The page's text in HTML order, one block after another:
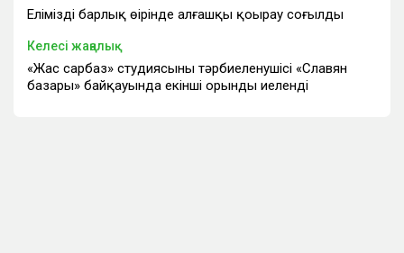
Еліміздің барлық өңірінде алғашқы қоңырау соғылды
Келесі жаңалық
«Жас сарбаз» студиясының тәрбиеленушісі «Славян
базары» байқауында екінші орынды иеленді